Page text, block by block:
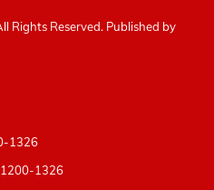
Rights Reserved. Published by
1326
1326